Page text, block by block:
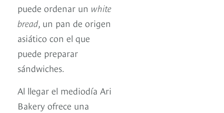
puede ordenar un white
bread, un pan de origen
asiático con el que
puede preparar
sándwiches.
Al llegar el mediodía Ari
Bakery ofrece una